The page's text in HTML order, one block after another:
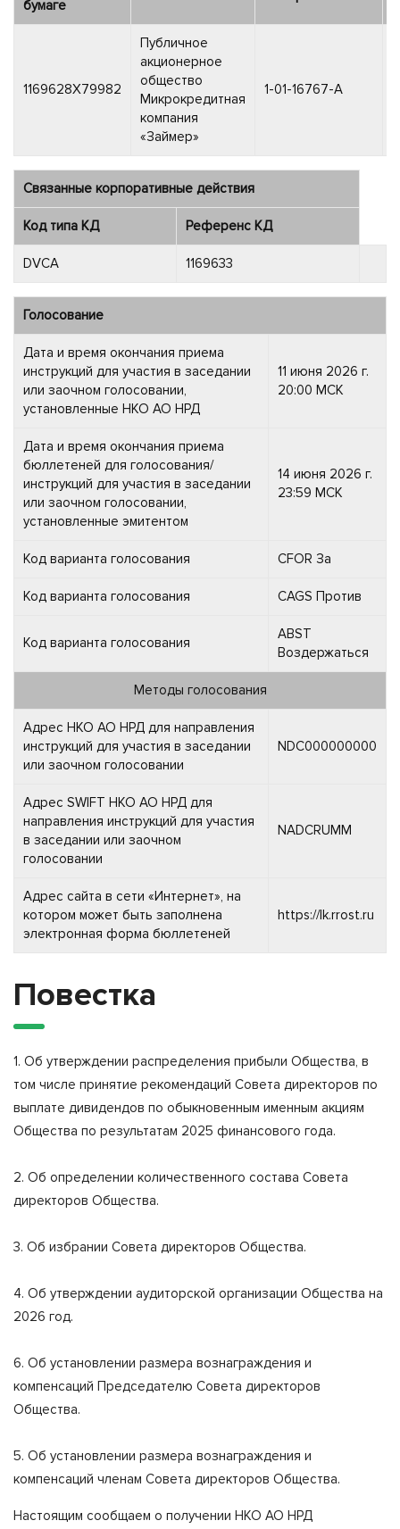
бумаге
1169628X79982
Публичное
акционерное
общество
Микрокредитная
компания
«Займер»
1-01-16767-A
Связанные корпоративные действия
Код типа КД Референс КД
DVCA 1169633
Голосование
Дата и время окончания приема
инструкций для участия в заседании
или заочном голосовании,
установленные НКО АО НРД
11 июня 2026 г.
20:00 МСК
Дата и время окончания приема
бюллетеней для голосования/
инструкций для участия в заседании
или заочном голосовании,
установленные эмитентом
14 июня 2026 г.
23:59 МСК
Код варианта голосования CFOR За
Код варианта голосования CAGS Против
Код варианта голосования
ABST
Воздержаться
Методы голосования
Адрес НКО АО НРД для направления
инструкций для участия в заседании
или заочном голосовании
NDC000000000
Адрес SWIFT НКО АО НРД для
направления инструкций для участия
в заседании или заочном
голосовании
NADCRUMM
Адрес сайта в сети «Интернет», на
котором может быть заполнена
электронная форма бюллетеней
https://lk.rrost.ru
Повестка
1. Об утверждении распределения прибыли Общества, в
том числе принятие рекомендаций Совета директоров по
выплате дивидендов по обыкновенным именным акциям
Общества по результатам 2025 финансового года.
2. Об определении количественного состава Совета
директоров Общества.
3. Об избрании Совета директоров Общества.
4. Об утверждении аудиторской организации Общества на
2026 год.
6. Об установлении размера вознаграждения и
компенсаций Председателю Совета директоров
Общества.
5. Об установлении размера вознаграждения и
компенсаций членам Совета директоров Общества.
Настоящим сообщаем о получении НКО АО НРД